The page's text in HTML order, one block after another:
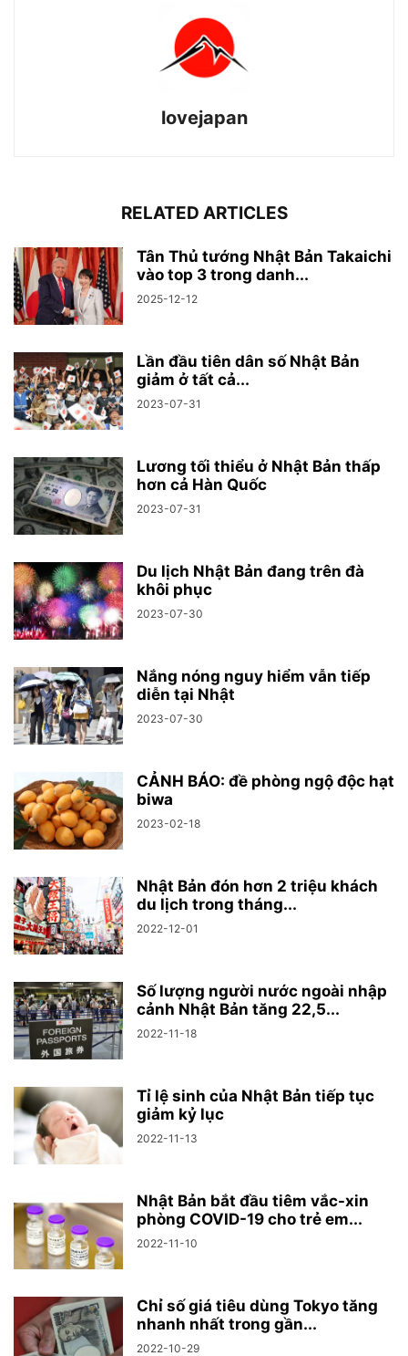
lovejapan
RELATED ARTICLES
Tân Thủ tướng Nhật Bản Takaichi
vào top 3 trong danh...
2025-12-12
Lần đầu tiên dân số Nhật Bản
giảm ở tất cả...
2023-07-31
Lương tối thiểu ở Nhật Bản thấp
hơn cả Hàn Quốc
2023-07-31
Du lịch Nhật Bản đang trên đà
khôi phục
2023-07-30
Nắng nóng nguy hiểm vẫn tiếp
diễn tại Nhật
2023-07-30
CẢNH BÁO: đề phòng ngộ độc hạt
biwa
2023-02-18
Nhật Bản đón hơn 2 triệu khách
du lịch trong tháng...
2022-12-01
Số lượng người nước ngoài nhập
cảnh Nhật Bản tăng 22,5...
2022-11-18
Tỉ lệ sinh của Nhật Bản tiếp tục
giảm kỷ lục
2022-11-13
Nhật Bản bắt đầu tiêm vắc-xin
phòng COVID-19 cho trẻ em...
2022-11-10
Chỉ số giá tiêu dùng Tokyo tăng
nhanh nhất trong gần...
2022-10-29